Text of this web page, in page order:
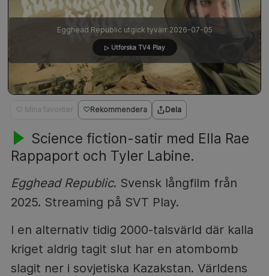
♡ Mina favoriter Rekommendera Dela
Science fiction-satir med Ella Rae
Rappaport och Tyler Labine.
Egghead Republic. Svensk långfilm från
2025. Streaming på SVT Play.
I en alternativ tidig 2000-talsvärld där kalla
kriget aldrig tagit slut har en atombomb
slagit ner i sovjetiska Kazakstan. Världens
Egghead Republic utgick tyvärr 2026-07-05
▷ Utforska TV4 Play